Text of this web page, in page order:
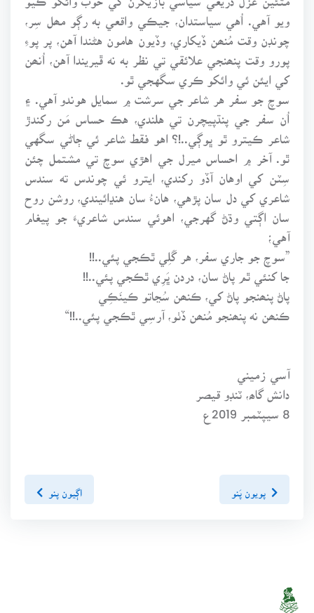
ويو آهي. اُهي سياستدان، جيڪي واقعي به رڳو مھل سِر،
چونڊن وقت مُنھن ڏيکاري، وڏيون هامون هڻندا آهن، پر پوءِ
پورو وقت پنھنجي علائقي تي نظر به نه ڦيريندا آهن، اُنھن
کي ايئن ئي وائکو ڪري سگهجي ٿو.
سوچ جو سفر هر شاعر جي سرشت ۾ سمايل هوندو آهي. ۽
اُن سفر جي پنڌپيچرن تي هلندي، هڪ حساس مَن رکندڙ
شاعر ڪيترو ٿو ڀوڳي..!؟ اهو فقط شاعر ئي ڄاڻي سگهي
ٿو. آخر ۾ احساس ميرل جي اهڙي سوچ تي مشتمل چئن
سِٽن کي اوهان آڏو رکندي، ايترو ئي چوندس ته سندس
شاعري کي دل سان پڙهي، هانءُ سان هنڍائيندي، روشن روح
سان اڳتي وڌڻ گهرجي، اهوئي سندس شاعريءَ جو پيغام
آهي؛
”سوچ جو جاري سفر، هر گَلِي ٿڪجي پئي..!!
جا کنئي ٿم پاڻ سان، دردن ڀَرِي ٿڪجي پئي..!!
پاڻ پنھنجو پاڻ کي، ڪنھن سُڃاتو ڪينَڪِي
ڪنھن نه پنھنجو مُنھن ڏٺو، آرسِي ٿڪجي پئي..!!“
آسي زميني
دانش گاھ، ٽنڊو قيصر
8 سيپٽمبر 2019ع
پويون پَنو اڳيون پنو